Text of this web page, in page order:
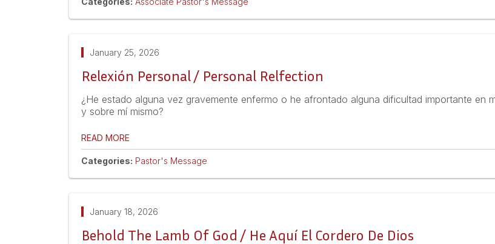
January 25, 2026
Relexión Personal / Personal Relfection
¿He estado alguna vez gravemente enfermo o he afrontado alguna dificultad importante en
y sobre mí mismo?
READ MORE
Categories: Pastor's Message
January 18, 2026
Behold The Lamb Of God / He Aquí El Cordero De Dios